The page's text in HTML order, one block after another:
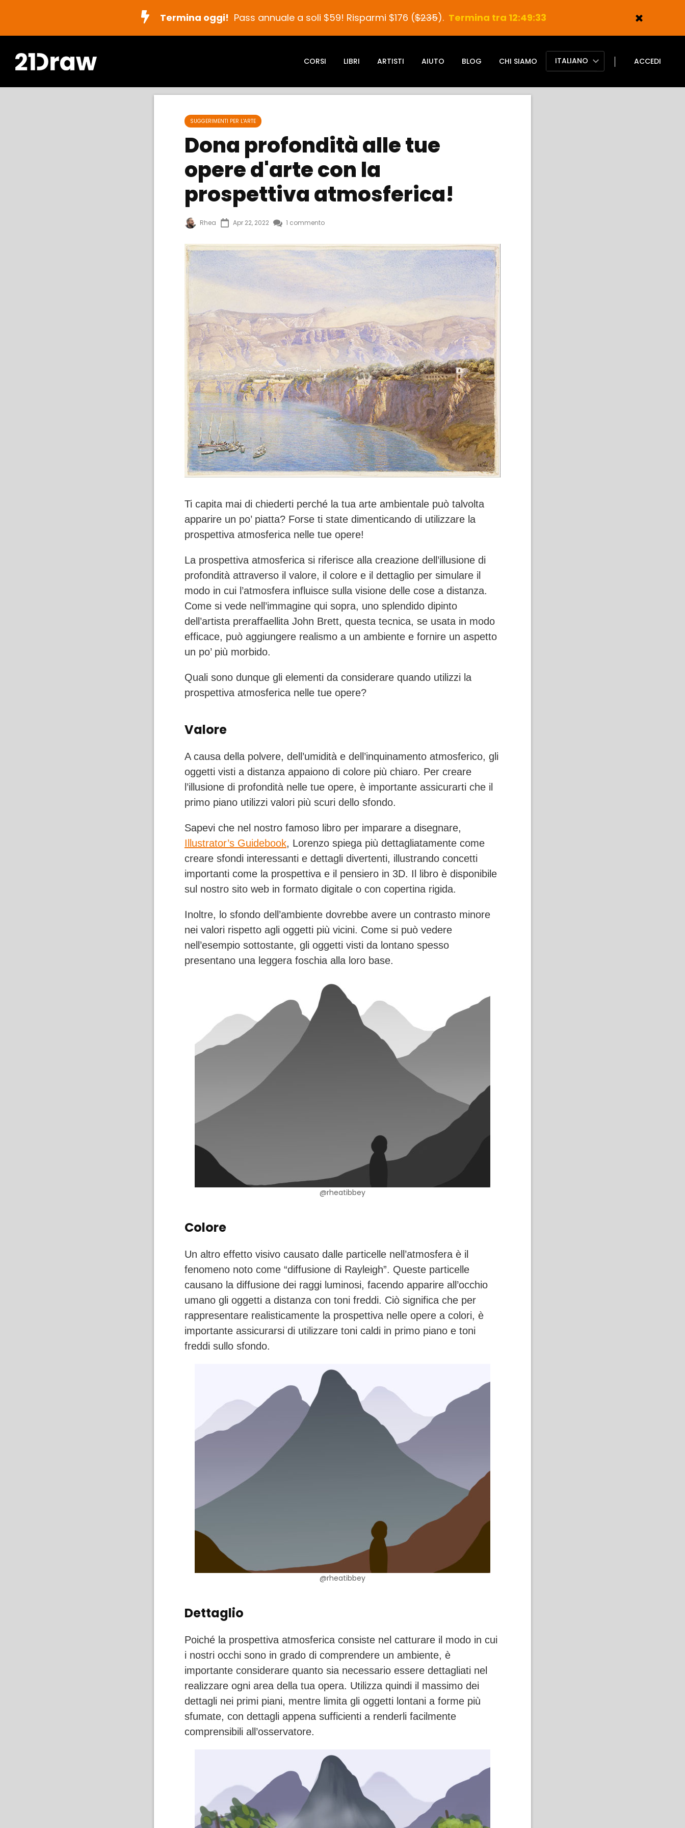
Termina oggi! Pass annuale a soli $59! Risparmi $176 ($235). Termina tra 12:49:32
CORSI LIBRI ARTISTI AIUTO BLOG CHI SIAMO ITALIANO ACCEDI
SUGGERIMENTI PER L'ARTE
Dona profondità alle tue
opere d'arte con la
prospettiva atmosferica!
Rhea Apr 22, 2022 1 commento
Ti capita mai di chiederti perché la tua arte ambientale può talvolta
apparire un po’ piatta? Forse ti state dimenticando di utilizzare la
prospettiva atmosferica nelle tue opere!
La prospettiva atmosferica si riferisce alla creazione dell’illusione di
profondità attraverso il valore, il colore e il dettaglio per simulare il
modo in cui l’atmosfera influisce sulla visione delle cose a distanza.
Come si vede nell’immagine qui sopra, uno splendido dipinto
dell’artista preraffaellita John Brett, questa tecnica, se usata in modo
efficace, può aggiungere realismo a un ambiente e fornire un aspetto
un po’ più morbido.
Quali sono dunque gli elementi da considerare quando utilizzi la
prospettiva atmosferica nelle tue opere?
Valore
A causa della polvere, dell’umidità e dell’inquinamento atmosferico, gli
oggetti visti a distanza appaiono di colore più chiaro. Per creare
l’illusione di profondità nelle tue opere, è importante assicurarti che il
primo piano utilizzi valori più scuri dello sfondo.
Sapevi che nel nostro famoso libro per imparare a disegnare,
Illustrator’s Guidebook, Lorenzo spiega più dettagliatamente come
creare sfondi interessanti e dettagli divertenti, illustrando concetti
importanti come la prospettiva e il pensiero in 3D. Il libro è disponibile
sul nostro sito web in formato digitale o con copertina rigida.
Inoltre, lo sfondo dell’ambiente dovrebbe avere un contrasto minore
nei valori rispetto agli oggetti più vicini. Come si può vedere
nell’esempio sottostante, gli oggetti visti da lontano spesso
presentano una leggera foschia alla loro base.
@rheatibbey
Colore
Un altro effetto visivo causato dalle particelle nell’atmosfera è il
fenomeno noto come “diffusione di Rayleigh”. Queste particelle
causano la diffusione dei raggi luminosi, facendo apparire all’occhio
umano gli oggetti a distanza con toni freddi. Ciò significa che per
rappresentare realisticamente la prospettiva nelle opere a colori, è
importante assicurarsi di utilizzare toni caldi in primo piano e toni
freddi sullo sfondo.
@rheatibbey
Dettaglio
Poiché la prospettiva atmosferica consiste nel catturare il modo in cui
i nostri occhi sono in grado di comprendere un ambiente, è
importante considerare quanto sia necessario essere dettagliati nel
realizzare ogni area della tua opera. Utilizza quindi il massimo dei
dettagli nei primi piani, mentre limita gli oggetti lontani a forme più
sfumate, con dettagli appena sufficienti a renderli facilmente
comprensibili all’osservatore.